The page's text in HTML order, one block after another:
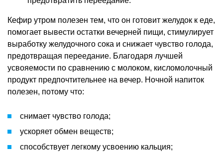
Кефир утром полезен тем, что он готовит желудок к еде,
помогает вывести остатки вечерней пищи, стимулирует
выработку желудочного сока и снижает чувство голода,
предотвращая переедание. Благодаря лучшей
усвояемости по сравнению с молоком, кисломолочный
продукт предпочтительнее на вечер. Ночной напиток
полезен, потому что:
снимает чувство голода;
ускоряет обмен веществ;
способствует легкому усвоению кальция;